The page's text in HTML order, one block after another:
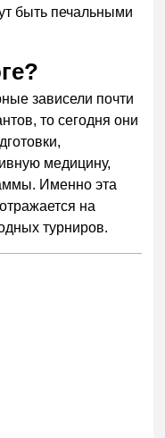
быть печальными
зависели почти
то сегодня они
медицину,
Именно эта
на
турниров.